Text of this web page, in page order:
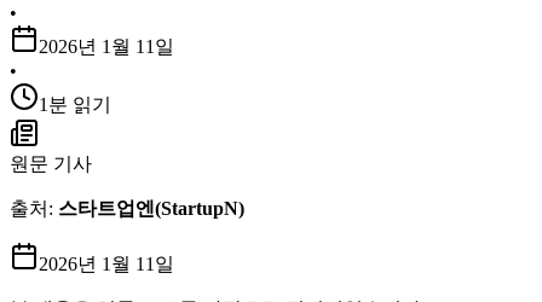
•
2026년 1월 11일
•
1분 읽기
원문 기사
출처: 스타트업엔(StartupN)
2026년 1월 11일